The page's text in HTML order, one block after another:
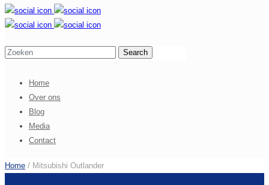
Home
Over ons
Blog
Media
Contact
Home / Mitsubishi Outlander